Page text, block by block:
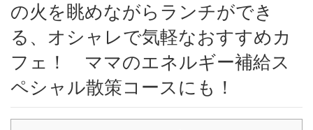
の火を眺めながらランチができ
る、オシャレで気軽なおすすめカ
フェ！ ママのエネルギー補給ス
ペシャル散策コースにも！